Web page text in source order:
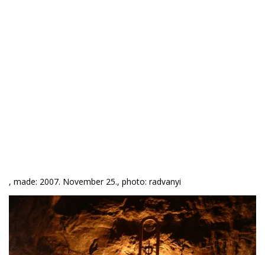
, made: 2007. November 25., photo: radvanyi